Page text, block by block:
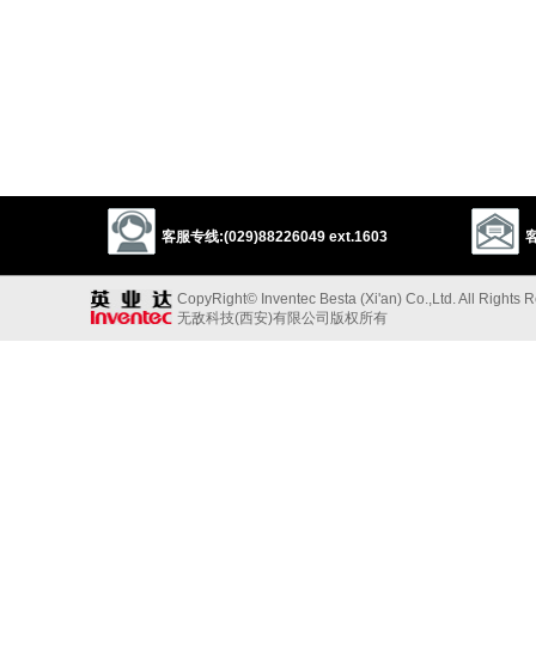
客服专线:(029)88226049 ext.1603
CopyRight© Inventec Besta (Xi'an) Co.,Ltd. All Rights
无敌科技(西安)有限公司版权所有